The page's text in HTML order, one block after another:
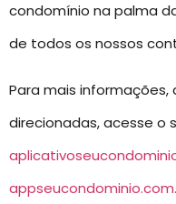
condomínio na palma
de todos os nossos
Para mais
direcionadas, acesse o